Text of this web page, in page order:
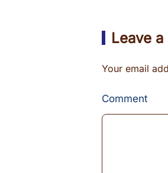
Leave a
Your email
Comment